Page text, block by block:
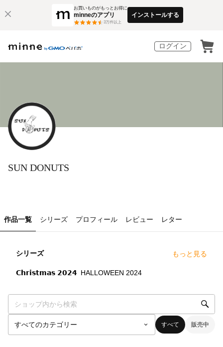
お買いものがもっとお得に
minneのアプリ
3万件以上
インストールする
ログイン
SUN DONUTS
作品一覧 シリーズ プロフィール レビュー レター
シリーズ もっと見る
𝗖𝗵𝗿𝗶𝘀𝘁𝗺𝗮𝘀 𝟮𝟬𝟮𝟰 HALLOWEEN 2024
すべて 販売中